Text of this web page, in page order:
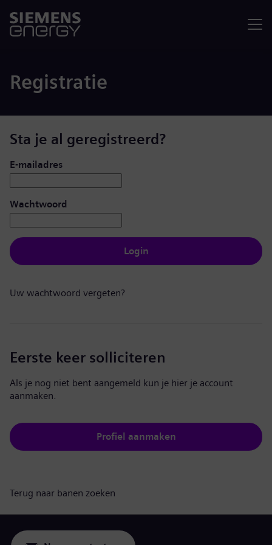
Registratie
Sta je al geregistreerd?
Inloggen: gebruiker en wachtwoord
E-mailadres
Wachtwoord
Login
Uw wachtwoord vergeten?
Eerste keer solliciteren
Als je nog niet bent aangemeld kun je hier je account
aanmaken.
Profiel aanmaken
Terug naar banen zoeken